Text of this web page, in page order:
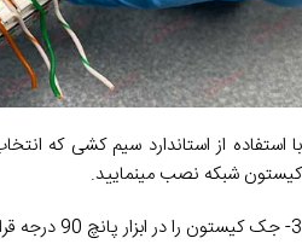
با استفاده از استاندارد سیم کشی که
کیستون شبکه نصب مینمایید.
3- جک کیستون را در ابزار پانچ 90 درجه قرار دهید